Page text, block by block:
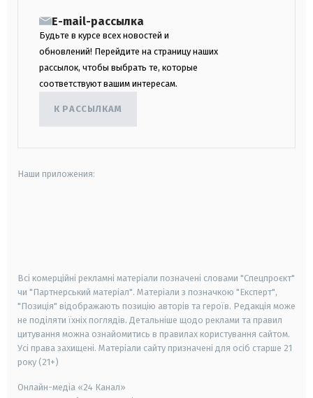
E-mail-рассылка
Будьте в курсе всех новостей и
обновлений! Перейдите на страницу наших
рассылок, чтобы выбрать те, которые
соответствуют вашим интересам.
К РАССЫЛКАМ
Наши приложения:
Всі комерційні рекламні матеріали позначені словами "Спецпроєкт"
чи "Партнерський матеріал". Матеріали з позначкою "Експерт",
"Позиція" відображають позицію авторів та героїв. Редакція може
не поділяти їхніх поглядів. Детальніше щодо реклами та правил
цитування можна ознайомитись в правилах користування сайтом.
Усі права захищені. Матеріали сайту призначені для осіб старше 21
року (21+)
Онлайн-медіа «24 Канал»